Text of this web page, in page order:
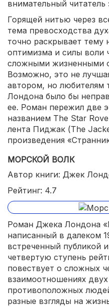
внимательный читатель
Горящей нитью через
тема превосходства
точно раскрывает тему
оптимизма и силы воли
сложными жизненными
Возможно, это не
автором, но любителям
Лондона было бы
ее. Роман пережил две
названием The Star
лента Пиджак (The
произведения
МОРСКОЙ ВОЛК
Автор книги: Джек
Рейтинг: 4.7
Роман Джека Лондона
написанный в далеком
встреченный публикой
четвертую ступень
повествует о сложных
взаимоотношениях
противоположных
разные взгляды на